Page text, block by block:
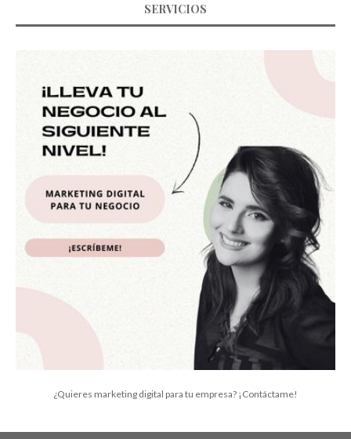
SERVICIOS
¿Quieres marketing digital para tu empresa? ¡Contáctame!